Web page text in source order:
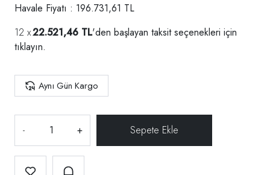
Havale Fiyatı : 196.731,61 TL
22.521,46 TL'den başlayan taksit seçenekleri için
tıklayın.
Aynı Gün Kargo
- +